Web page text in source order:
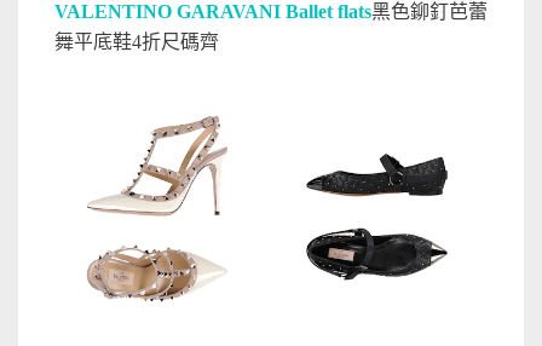
VALENTINO GARAVANI Ballet flats黑色鉚釘芭蕾
舞平底鞋4折尺碼齊